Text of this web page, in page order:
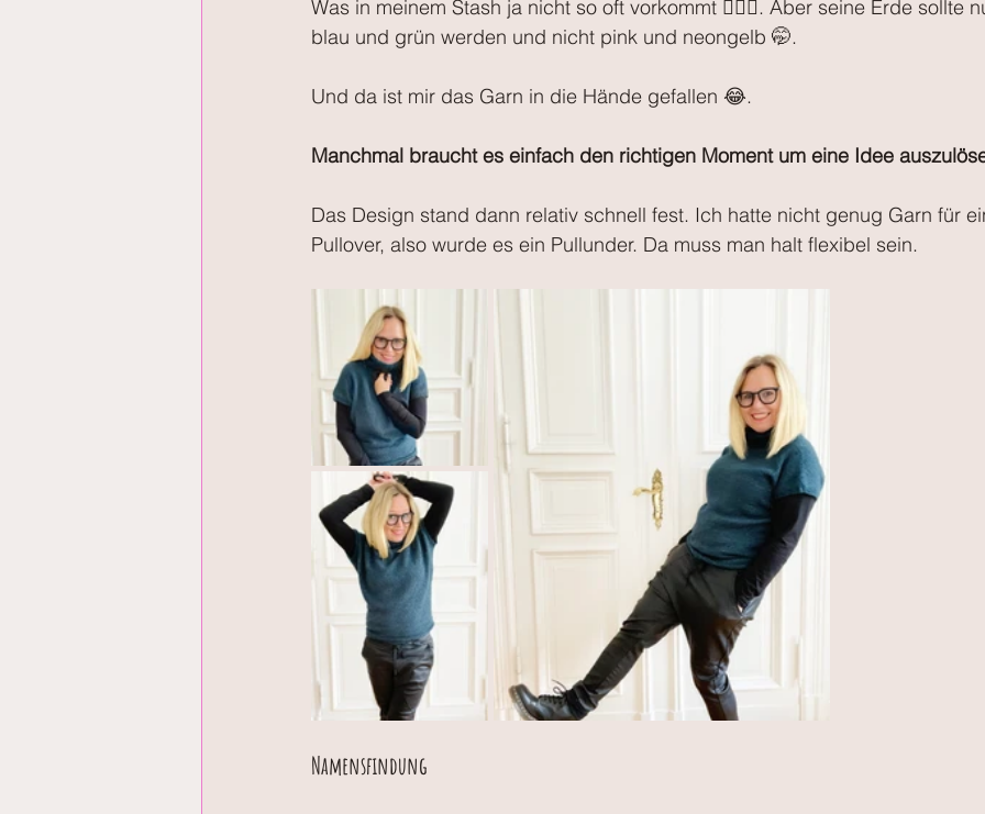
Was in meinem Stash ja nicht so oft vorkommt 🤷🏼‍♀️. Aber seine Erde sollte
blau und grün werden und nicht pink und neongelb 🤭.
Und da ist mir das Garn in die Hände gefallen 😂.
Manchmal braucht es einfach den richtigen Moment um eine Idee
Das Design stand dann relativ schnell fest. Ich hatte nicht genug Garn für
Pullover, also wurde es ein Pullunder. Da muss man halt flexibel sein.
Namensfindung